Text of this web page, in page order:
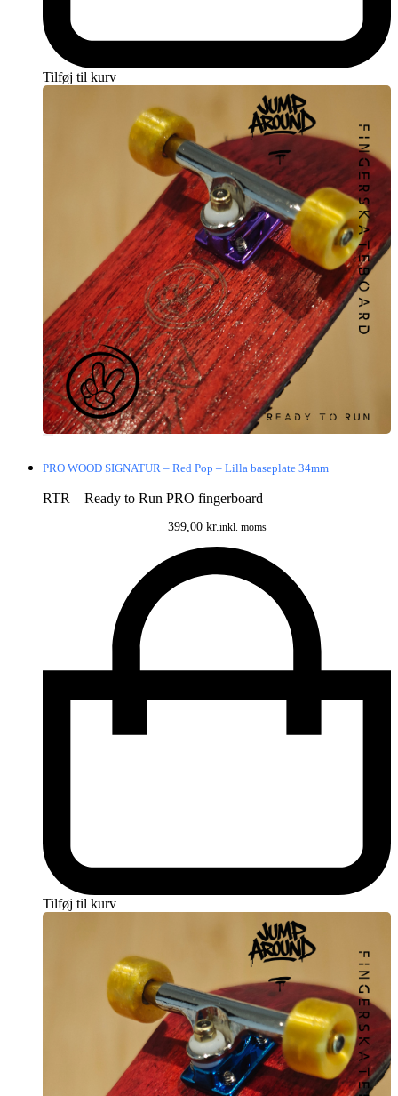
Tilføj til kurv
PRO WOOD SIGNATUR – Red Pop – Lilla baseplate 34mm
RTR – Ready to Run PRO fingerboard
399,00 kr.inkl. moms
Tilføj til kurv